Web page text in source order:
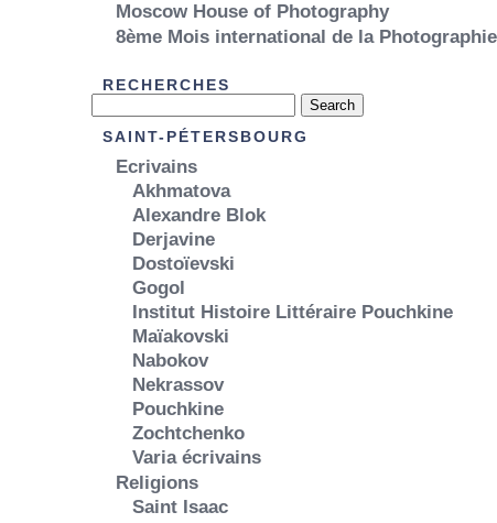
Moscow House of Photography
8ème Mois international de la
RECHERCHES
SAINT-PÉTERSBOURG
Ecrivains
Akhmatova
Alexandre Blok
Derjavine
Dostoïevski
Gogol
Institut Histoire Littéraire Pouchkine
Maïakovski
Nabokov
Nekrassov
Pouchkine
Zochtchenko
Varia écrivains
Religions
Saint Isaac